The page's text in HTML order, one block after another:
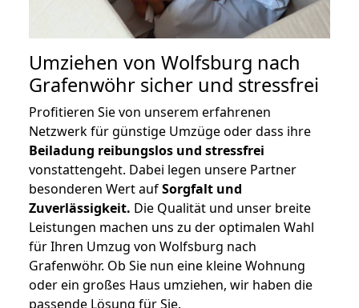
Umziehen von Wolfsburg nach
Grafenwöhr sicher und stressfrei
Profitieren Sie von unserem erfahrenen
Netzwerk für günstige Umzüge oder dass ihre
Beiladung reibungslos und stressfrei
vonstattengeht. Dabei legen unsere Partner
besonderen Wert aufSorgfalt und
Zuverlässigkeit. Die Qualität und unser breite
Leistungen machen uns zu der optimalen Wahl
für Ihren Umzug von Wolfsburg nach
Grafenwöhr. Ob Sie nun eine kleine Wohnung
oder ein großes Haus umziehen, wir haben die
passende Lösung für Sie.